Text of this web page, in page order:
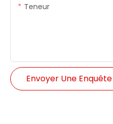
Teneur
Envoyer Une